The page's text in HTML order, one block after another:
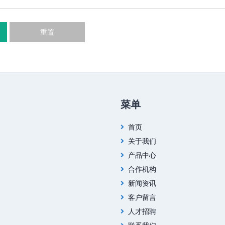
重置
菜单
首页
关于我们
产品中心
合作机构
新闻资讯
客户留言
人才招聘